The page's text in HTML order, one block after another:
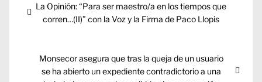
de
Entrada
anterior:
La Opinión: “Para ser maestro/a en los tiempos que
corren…(II)” con la Voz y la Firma de Paco Llopis
Entrada
siguiente:
Monsecor asegura que tras la queja de un usuario
se ha abierto un expediente contradictorio a una